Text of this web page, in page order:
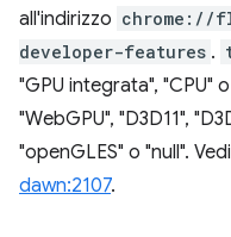
all'indirizzo chrome://
developer-features .
"GPU integrata", "CPU"
"WebGPU", "D3D11",
"openGLES" o "null". Vedi
dawn:2107.